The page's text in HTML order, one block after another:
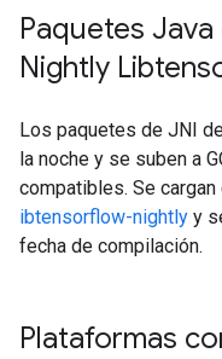
Paquetes Java
Nightly
Los paquetes de JNI
la noche y se suben a
compatibles. Se cargan
ibtensorflow-nightly y
fecha de compilación.
Plataformas